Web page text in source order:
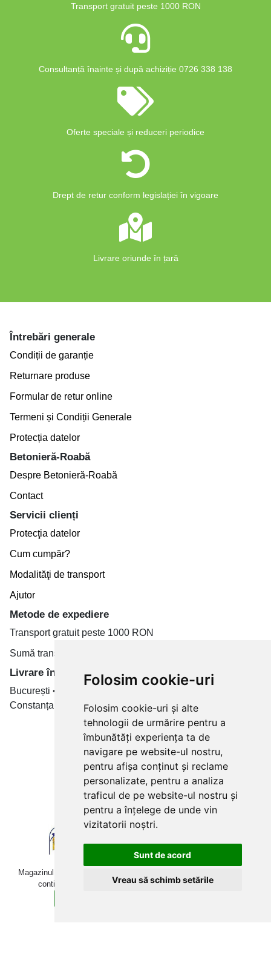
Folosim cookie-uri
Folosim cookie-uri și alte
tehnologii de urmărire pentru a
îmbunătăți experiența ta de
navigare pe website-ul nostru,
pentru afișa conținut și reclame
personalizate, pentru a analiza
traficul de pe website-ul nostru și
pentru a înțelege de unde vin
vizitatorii noștri.
Sunt de acord
Vreau să schimb setările
Magazinul online betoniera-roaba.ro folosește cookies. Navigând în
continuare, îți exprimi acordul pentru folosirea acestora.
Transport gratuit peste 1000 RON
Consultanță înainte și după achiziție 0726 338 138
Oferte speciale și reduceri periodice
Drept de retur conform legislației în vigoare
Livrare oriunde în țară
Întrebări generale
Condiții de garanție
Returnare produse
Formular de retur online
Termeni și Condiții Generale
Protecția datelor
Betonieră-Roabă
Despre Betonieră-Roabă
Contact
Servicii clienți
Protecţia datelor
Cum cumpăr?
Modalităţi de transport
Ajutor
Metode de expediere
Transport gratuit peste 1000 RON
Sumă transport de la 19.99 RON
Livrare în toate țară
București • Cluj-Napoca • Brașov • Timișoara • Iași •
Constanța • Craiova
Plăți cu card bancar prin